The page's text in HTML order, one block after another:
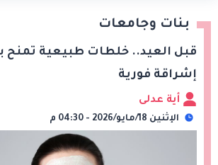
بنات وجامعات
قبل العيد.. خلطات طبيعية تمنح
إشراقة فورية
أية عدلى
الإثنين 18/مايو/2026 - 04:30 م